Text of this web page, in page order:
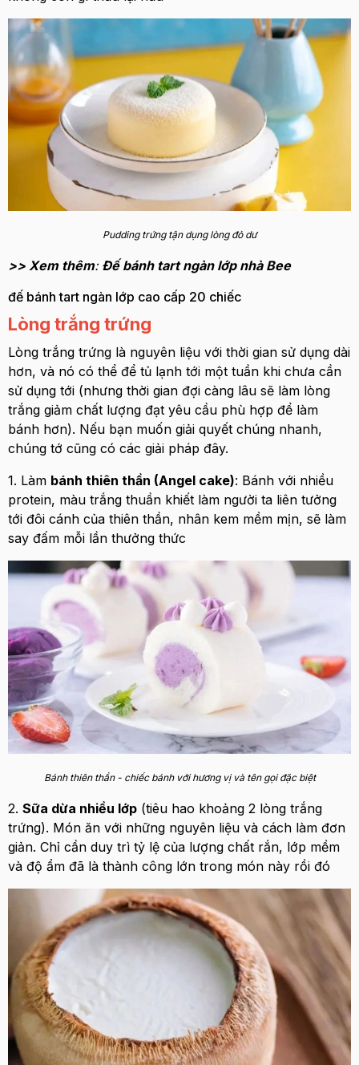
Pudding trứng tận dụng lòng đỏ dư
>> Xem thêm:Đế bánh tart ngàn lớp nhà Bee
đế bánh tart ngàn lớp cao cấp 20 chiếc
Lòng trắng trứng
Lòng trắng trứng là nguyên liệu với thời gian sử dụng dài
hơn, và nó có thể để tủ lạnh tới một tuần khi chưa cần
sử dụng tới (nhưng thời gian đợi càng lâu sẽ làm lòng
trắng giảm chất lượng đạt yêu cầu phù hợp để làm
bánh hơn). Nếu bạn muốn giải quyết chúng nhanh,
chúng tớ cũng có các giải pháp đây.
1. Làm bánh thiên thần (Angel cake): Bánh với nhiều
protein, màu trắng thuần khiết làm người ta liên tưởng
tới đôi cánh của thiên thần, nhân kem mềm mịn, sẽ làm
say đấm mỗi lần thưởng thức
Bánh thiên thần - chiếc bánh với hương vị và tên gọi đặc biệt
2. Sữa dừa nhiều lớp (tiêu hao khoảng 2 lòng trắng
trứng). Món ăn với những nguyên liệu và cách làm đơn
giản. Chỉ cần duy trì tỷ lệ của lượng chất rắn, lớp mềm
và độ ẩm đã là thành công lớn trong món này rồi đó